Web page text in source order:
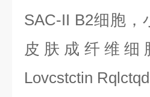
SAC-II B2细胞，
皮肤成纤维细
Lovcstctin